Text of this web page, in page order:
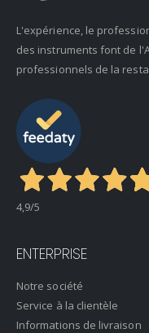
L'expérience, le
des instruments font de
professionnels de la
4,9/5
ENTERPRISE
Notre société
Service à la clientèle
Informations de livraison